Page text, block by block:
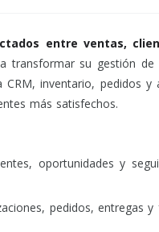
entre ventas,
transformar su gestión de
inventario, pedidos y
más satisfechos.
oportunidades y
pedidos, entregas